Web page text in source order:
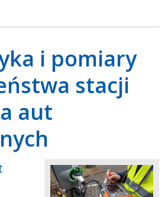
i pomiary
stacji
aut